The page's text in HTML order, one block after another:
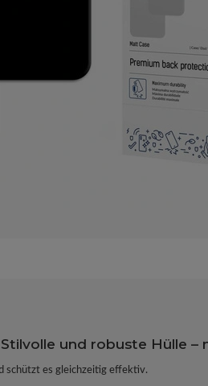
und robuste Hülle –
schützt es gleichzeitig effektiv.